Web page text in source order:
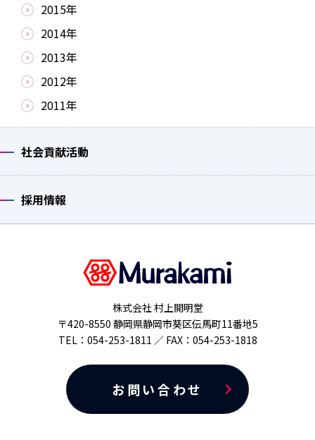
2015年
2014年
2013年
2012年
2011年
社会貢献活動
採用情報
株式会社 村上開明堂
〒420-8550 静岡県静岡市葵区伝馬町11番地5
TEL：054-253-1811 ／ FAX：054-253-1818
お問い合わせ